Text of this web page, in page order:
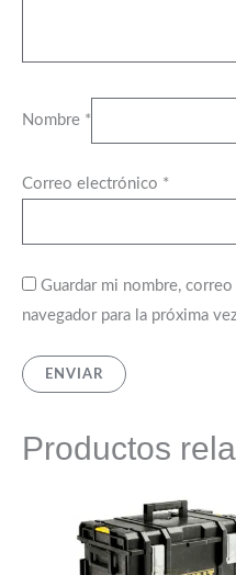
Nombre *
Correo electrónico *
Guardar mi nombre,
navegador para la próxima
Productos